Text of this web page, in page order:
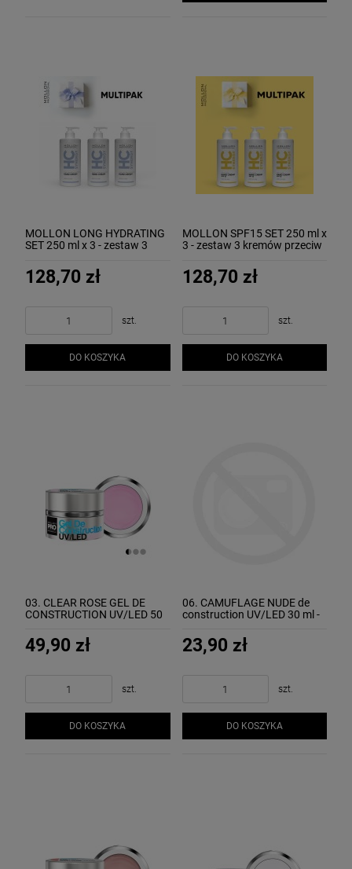
MOLLON LONG HYDRATING
SET 250 ml x 3 - zestaw 3
wodoodpornych do rąk
128,70 zł
szt.
DO KOSZYKA
MOLLON SPF15 SET 250 ml x
3 - zestaw 3 kremów przeciw
128,70 zł
szt.
DO KOSZYKA
03. CLEAR ROSE GEL DE
CONSTRUCTION UV/LED 50
49,90 zł
szt.
DO KOSZYKA
06. CAMUFLAGE NUDE de
construction UV/LED 30 ml -
23,90 zł
szt.
DO KOSZYKA